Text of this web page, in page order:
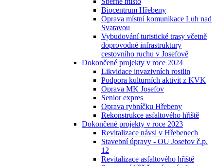
Biocentrum Hřebeny
Oprava místní komunikace Luh nad
Svatavou
Vybudování turistické trasy včetně
doprovodné infrastruktury
cestovního ruchu v Josefově
Dokončené projekty v roce 2024
Likvidace invazivních rostlin
Podpora kulturních aktivit z KVK
Oprava MK Josefov
Senior expres
Oprava rybníčku Hřebeny
Rekonstrukce asfaltového hřiště
Dokončené projekty v roce 2023
Revitalizace návsi v Hřebenech
Stavební úpravy - OU Josefov č.p.
12
Revitalizace asfaltového hřiště